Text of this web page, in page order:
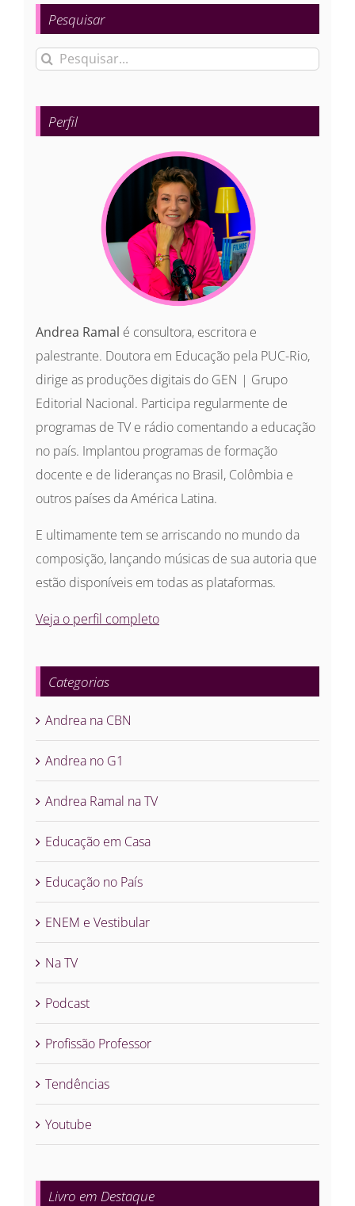
Pesquisar
Buscar
para:
Perfil
Andrea Ramal é consultora, escritora e
palestrante. Doutora em Educação pela PUC-Rio,
dirige as produções digitais do GEN | Grupo
Editorial Nacional. Participa regularmente de
programas de TV e rádio comentando a educação
no país. Implantou programas de formação
docente e de lideranças no Brasil, Colômbia e
outros países da América Latina.
E ultimamente tem se arriscando no mundo da
composição, lançando músicas de sua autoria que
estão disponíveis em todas as plataformas.
Veja o perfil completo
Categorias
Andrea na CBN
Andrea no G1
Andrea Ramal na TV
Educação em Casa
Educação no País
ENEM e Vestibular
Na TV
Podcast
Profissão Professor
Tendências
Youtube
Livro em Destaque